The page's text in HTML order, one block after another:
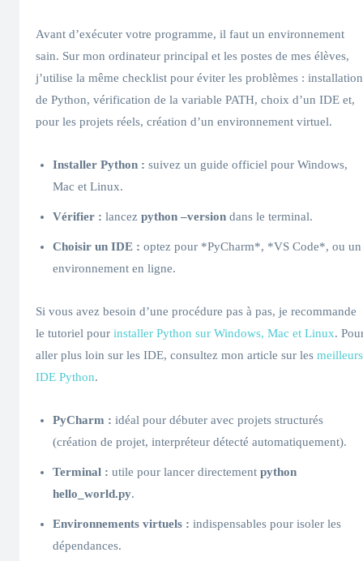
Avant d’exécuter votre programme, il faut un environnement
sain. Sur mon ordinateur principal et les postes de mes élèves,
j’utilise la même checklist pour éviter les problèmes : installation
de Python, vérification de la variable PATH, choix d’un IDE et,
pour les projets réels, création d’un environnement virtuel.
Installer Python : suivez un guide officiel pour Windows,
Mac et Linux.
Vérifier : lancez python –version dans le terminal.
Choisir un IDE : optez pour *PyCharm*, *VS Code*, ou un
environnement en ligne.
Si vous avez besoin d’une procédure pas à pas, je recommande
le tutoriel pour installer Python sur Windows, Mac et Linux.
aller plus loin sur les IDE, consultez mon article sur les meilleurs
IDE Python.
PyCharm : idéal pour débuter avec projets structurés
(création de projet, interpréteur détecté automatiquement).
Terminal : utile pour lancer directement python
hello_world.py.
Environnements virtuels : indispensables pour isoler les
dépendances.